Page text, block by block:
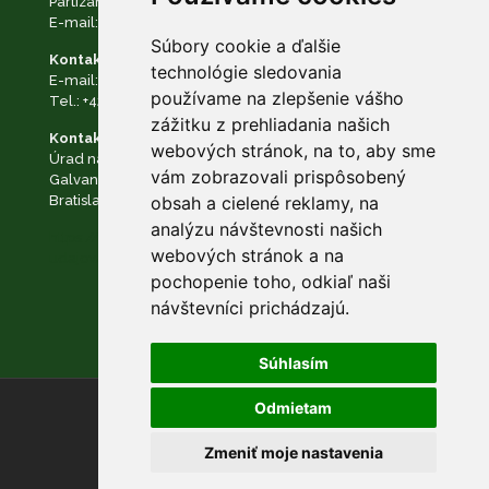
Súbory cookie a ďalšie
technológie sledovania
používame na zlepšenie vášho
zážitku z prehliadania našich
webových stránok, na to, aby sme
vám zobrazovali prispôsobený
obsah a cielené reklamy, na
analýzu návštevnosti našich
webových stránok a na
pochopenie toho, odkiaľ naši
návštevníci prichádzajú.
Súhlasím
Odmietam
Zmeniť moje nastavenia
E-mail:
Kontakt na zodpovednú osobu:
E-mail:
dpo@napant.sk,zodpovedna.osoba@napant.sk
Tel.: +421 48 28 550 10
Kontakt na dozorný orgán:
Úrad na ochranu osobných údajov Slovenskej republiky
Galvaniho Business Centrum II Galvaniho 7/B 821 04
Bratislava
https://www.napant.sk/dokumenty/ochrana-osobnych-
© NAPANT |